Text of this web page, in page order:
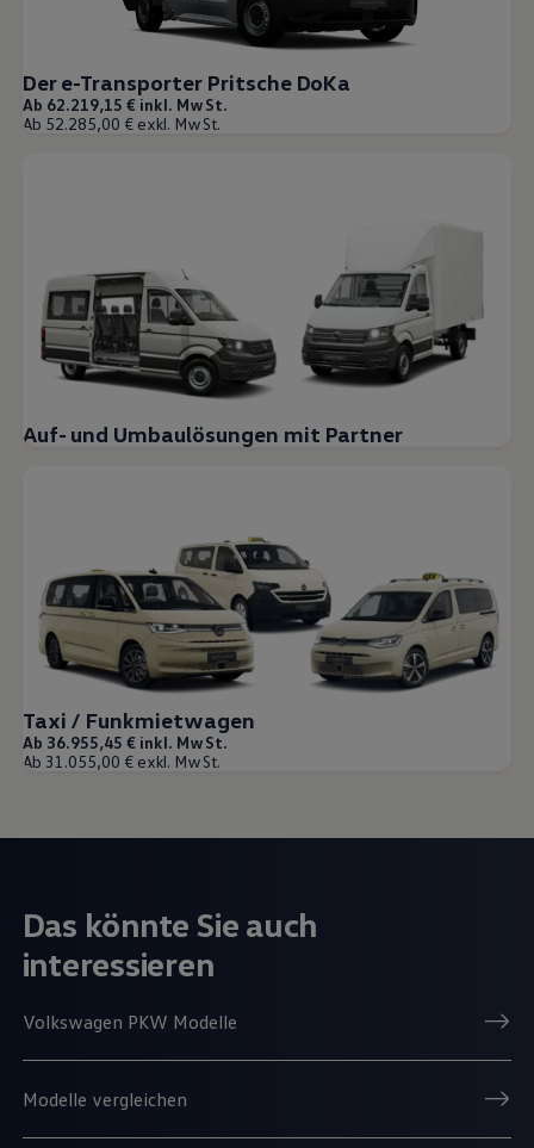
Der e-Transporter Pritsche DoKa
Ab 62.219,15 € inkl. MwSt.
Ab 52.285,00 € exkl. MwSt.
Auf- und Umbaulösungen mit Partner
Taxi / Funkmietwagen
Ab 36.955,45 € inkl. MwSt.
Ab 31.055,00 € exkl. MwSt.
Das könnte Sie auch
interessieren
Volkswagen PKW Modelle
Modelle vergleichen